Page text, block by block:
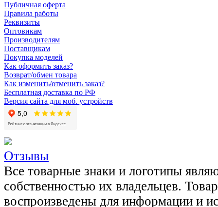
Публичная оферта
Правила работы
Реквизиты
Оптовикам
Производителям
Поставщикам
Покупка моделей
Как оформить заказ?
Возврат/обмен товара
Как изменить/отменить заказ?
Бесплатная доставка по РФ
Версия сайта для моб. устройств
Отзывы
Все товарные знаки и логотипы
собственностью их владельцев.
воспроизведены для информации и